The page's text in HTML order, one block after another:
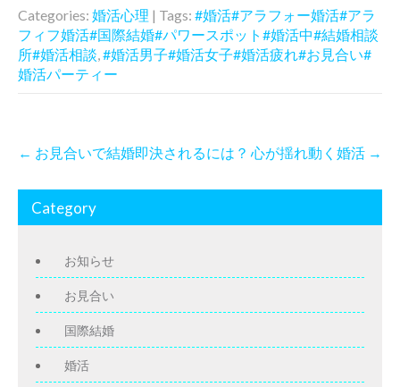
Categories: 婚活心理 | Tags: #婚活#アラフォー婚活#アラ
フィフ婚活#国際結婚#パワースポット#婚活中#結婚相談
所#婚活相談,#婚活男子#婚活女子#婚活疲れ#お見合い#
婚活パーティー
o
n
← お見合いで結婚即決されるには？ 心が揺れ動く婚活 →
Category
お知らせ
お見合い
国際結婚
婚活